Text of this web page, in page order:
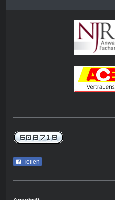
Teilen